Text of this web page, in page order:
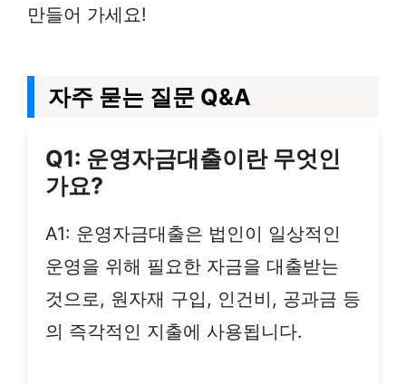
만들어 가세요!
자주 묻는 질문 Q&A
Q1: 운영자금대출이란 무엇인
가요?
A1: 운영자금대출은 법인이 일상적인
운영을 위해 필요한 자금을 대출받는
것으로, 원자재 구입, 인건비, 공과금 등
의 즉각적인 지출에 사용됩니다.